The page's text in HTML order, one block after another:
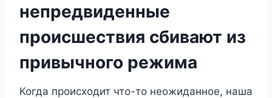
непредвиденные
происшествия сбивают из
привычного режима
Когда происходит что-то неожиданное, наша